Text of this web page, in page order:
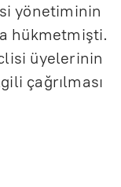
yönetiminin
hükmetmişti.
üyelerinin
çağrılması